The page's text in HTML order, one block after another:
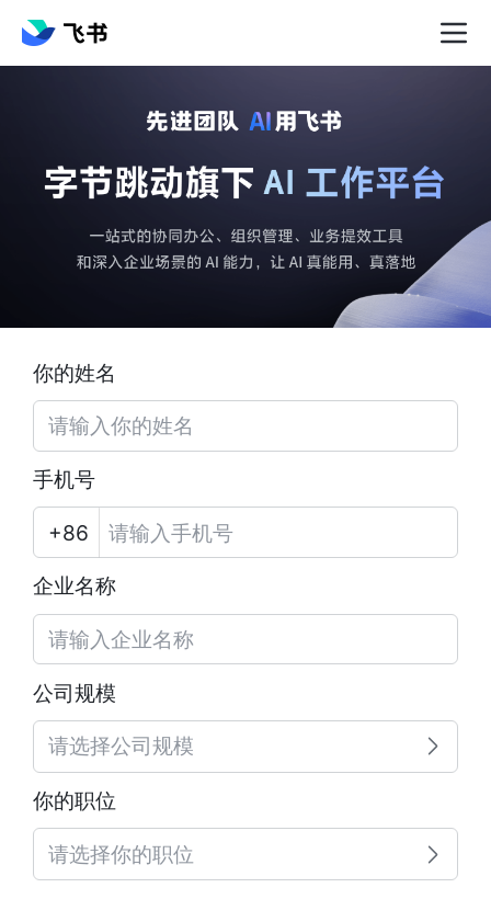
你的姓名
手机号
企业名称
公司规模
请选择公司规模
你的职位
请选择你的职位